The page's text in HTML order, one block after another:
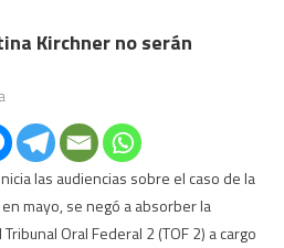
Kirchner no serán
las audiencias sobre el caso de la
mayo, se negó a absorber la
Oral Federal 2 (TOF 2) a cargo